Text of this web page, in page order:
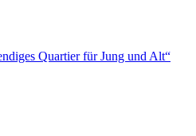
Quartier für Jung und Alt“